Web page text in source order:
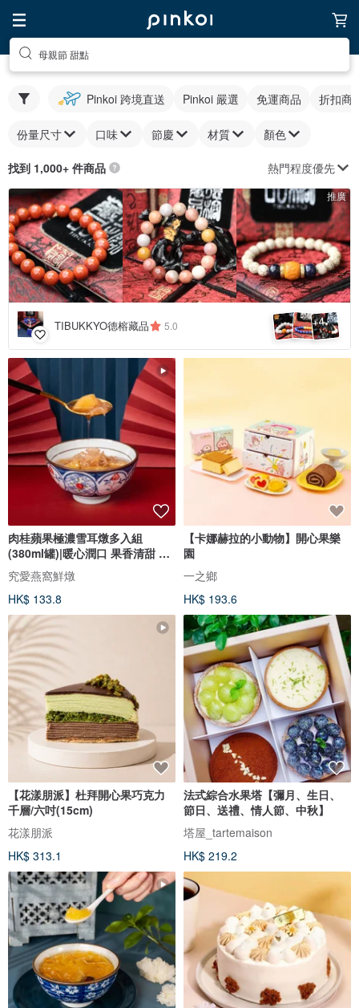
母親節 甜點
Pinkoi 跨境直送 Pinkoi 嚴選 免運商品 折扣商
份量尺寸 口味 節慶 材質 顏色
找到 1,000+ 件商品 熱門程度優先
推廣
TIBUKKYO德榕藏品 5.0 +4
肉桂蘋果極濃雪耳燉多入組
(380ml罐)|暖心潤口 果香清甜 飽
滿果肉
究愛燕窩鮮燉
HK$ 133.8
【卡娜赫拉的小動物】開心果樂
園
一之鄉
HK$ 193.6
【花漾朋派】杜拜開心果巧克力
千層/六吋(15cm)
花漾朋派
HK$ 313.1
法式綜合水果塔【彌月、生日、
節日、送禮、情人節、中秋】
塔屋_tartemaison
HK$ 219.2